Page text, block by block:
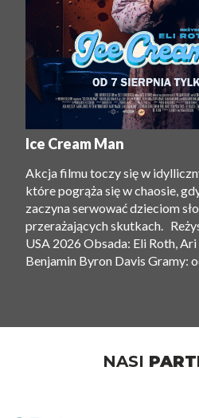
Ice Cream Man
Akcja filmu toczy się w
które pogrąża się w chaosie,
zaczyna serwować dzieciom
przerażających skutkach.
USA 2026 Obsada: Eli Roth,
Benjamin Byron Davis Gramy:
NASI